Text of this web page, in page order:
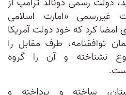
غیررسمی «امارت اسلامی
امضا کرد که خود دولت آمریکا
توافقنامه، طرف مقابل را
نشناخته و آن را گروه